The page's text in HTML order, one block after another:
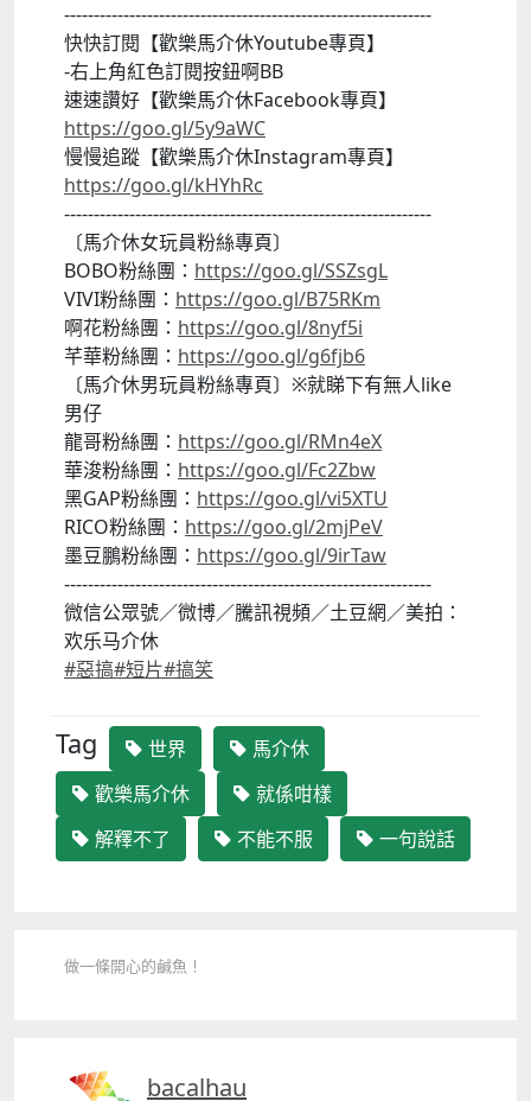
--------------------------------------------------------------
快快訂閱【歡樂馬介休Youtube專頁】
-右上角紅色訂閱按鈕啊BB
速速讚好【歡樂馬介休Facebook專頁】
https://goo.gl/5y9aWC
慢慢追蹤【歡樂馬介休Instagram專頁】
https://goo.gl/kHYhRc
--------------------------------------------------------------
〔馬介休女玩員粉絲專頁〕
BOBO粉絲團： https://goo.gl/SSZsgL
VIVI粉絲團： https://goo.gl/B75RKm
啊花粉絲團： https://goo.gl/8nyf5i
芊華粉絲團： https://goo.gl/g6fjb6
〔馬介休男玩員粉絲專頁〕※就睇下有無人like
男仔
龍哥粉絲團： https://goo.gl/RMn4eX
華浚粉絲團： https://goo.gl/Fc2Zbw
黑GAP粉絲團： https://goo.gl/vi5XTU
RICO粉絲團： https://goo.gl/2mjPeV
墨豆鵬粉絲團： https://goo.gl/9irTaw
--------------------------------------------------------------
微信公眾號／微博／騰訊視頻／土豆網／美拍：
欢乐马介休
#惡搞#短片#搞笑
Tag 世界
馬介休
歡樂馬介休
就係咁樣
解釋不了
不能不服 一句說話
做一條開心的鹹魚！
bacalhau